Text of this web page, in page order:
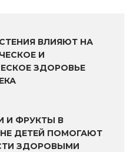
ВЛИЯЮТ НА
И
ЗДОРОВЬЕ
И ФРУКТЫ В
ДЕТЕЙ ПОМОГАЮТ
ЗДОРОВЫМИ